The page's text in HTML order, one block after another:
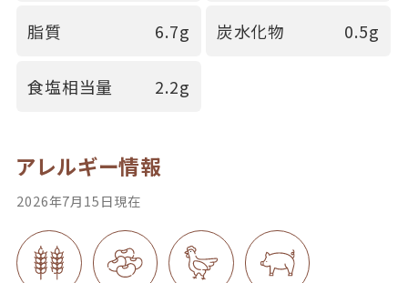
脂質 6.7g 炭水化物 0.5g
食塩相当量 2.2g
アレルギー情報
2026年7月15日現在